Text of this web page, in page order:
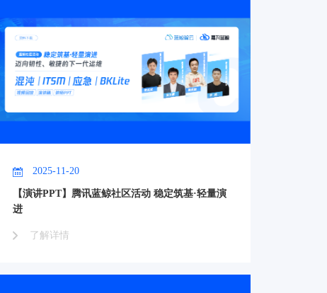
2025-11-20
【演讲PPT】腾讯蓝鲸社区活动 稳定筑基·轻量演
进
了解详情